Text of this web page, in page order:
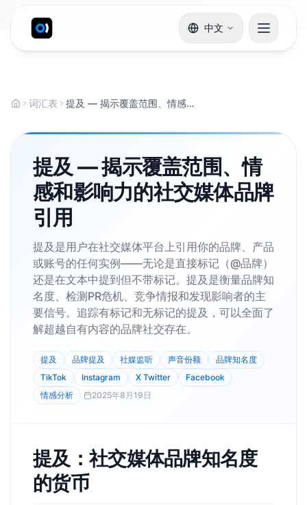
中文
词汇表 提及 — 揭示覆盖范围、情感和影响力的社交媒体品牌引用
提及 — 揭示覆盖范围、情
感和影响力的社交媒体品牌
引用
提及是用户在社交媒体平台上引用你的品牌、产品
或账号的任何实例——无论是直接标记（@品牌）
还是在文本中提到但不带标记。提及是衡量品牌知
名度、检测PR危机、竞争情报和发现影响者的主
要信号。追踪有标记和无标记的提及，可以全面了
解超越自有内容的品牌社交存在。
提及 品牌提及 社媒监听 声音份额
品牌知名度
TikTok
Instagram X Twitter
Facebook
情感分析
2025年8月19日
提及：社交媒体品牌知名度
的货币